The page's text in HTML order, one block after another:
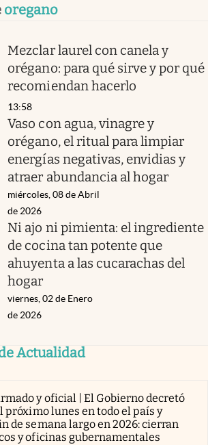
oregano
Mezclar laurel con canela y
orégano: para qué sirve y por qué
recomiendan hacerlo
13:58
Vaso con agua, vinagre y
orégano, el ritual para limpiar
energías negativas, envidias y
atraer abundancia al hogar
miércoles, 08 de Abril
de 2026
Ni ajo ni pimienta: el ingrediente
de cocina tan potente que
ahuyenta a las cucarachas del
hogar
viernes, 02 de Enero
de 2026
Actualidad
y oficial | El Gobierno decretó
próximo lunes en todo el país y
de semana largo en 2026: cierran
y oficinas gubernamentales